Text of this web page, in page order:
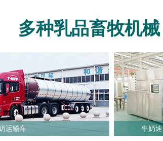
多种乳品畜牧机
运输车 牛奶